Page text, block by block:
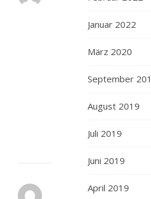
2013 AT 18:16
HOUDINI
Januar 2022
März 2020
September
August 2019
Juli 2019
Juni 2019
April 2019